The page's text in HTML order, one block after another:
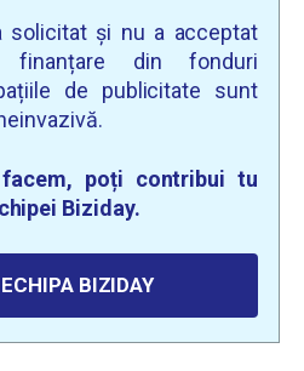
solicitat și nu a acceptat
din fonduri
de publicitate sunt
poți contribui tu
Biziday.
BIZIDAY